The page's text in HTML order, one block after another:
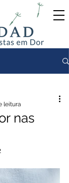
nas
leitura